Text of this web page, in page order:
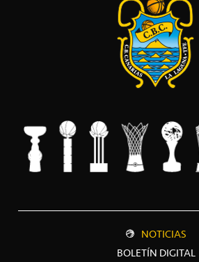
NOTICIAS
BOLETÍN DIGITAL